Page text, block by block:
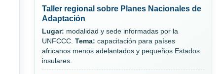
Taller regional sobre Planes Nacionales de
Adaptación
Lugar: modalidad y sede informadas por la
UNFCCC. Tema: capacitación para países
africanos menos adelantados y pequeños Estados
insulares.